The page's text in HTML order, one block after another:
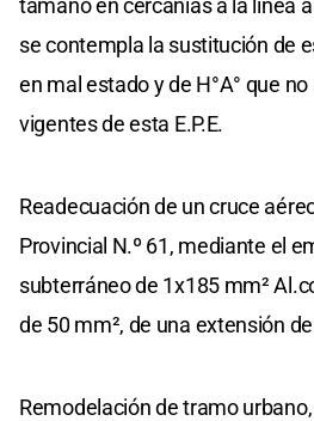
se contempla la sustitución de
en mal estado y de H°A° que
vigentes de esta E.P.E.
Readecuación de un cruce
Provincial N.º 61, mediante el
subterráneo de 1x185 mm²
de 50 mm², de una extensión
Remodelación de tramo